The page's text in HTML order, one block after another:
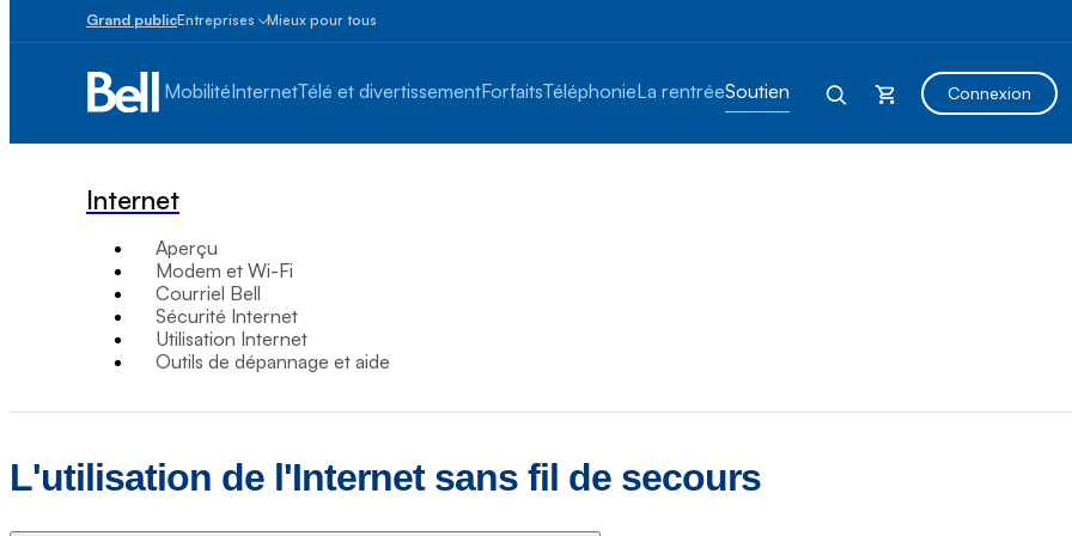
Grand publicEntreprises
entreprises
100
Moyennes
grandes
Plus
de
100
employés
Mieux pour tous
MobilitéInternetTélé et divertissementForfaitsTéléphonieLa rentréeSoutien Connexion
Internet
Aperçu
Modem et Wi-Fi
Courriel Bell
Sécurité Internet
Utilisation Internet
Outils de dépannage et aide
L'utilisation de l'Internet sans fil de secours